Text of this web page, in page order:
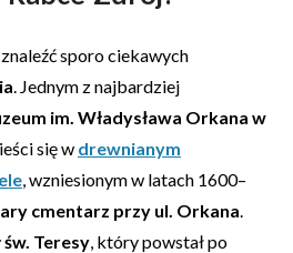
sporo ciekawych
. Jednym z najbardziej
im. Władysława Orkana w
się w drewnianym
, wzniesionym w latach 1600–
cmentarz przy ul. Orkana.
św. Teresy, który powstał po